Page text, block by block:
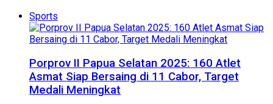
Sports
Porprov II Papua Selatan 2025: 160 Atlet
Asmat Siap Bersaing di 11 Cabor, Target
Medali Meningkat